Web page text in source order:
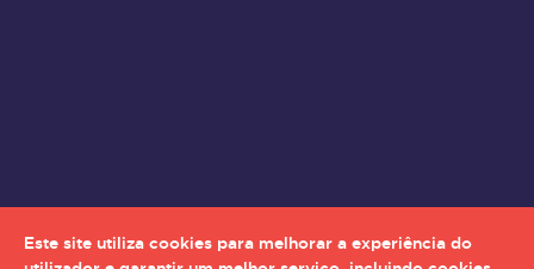
Este site utiliza cookies para melhorar a experiência do